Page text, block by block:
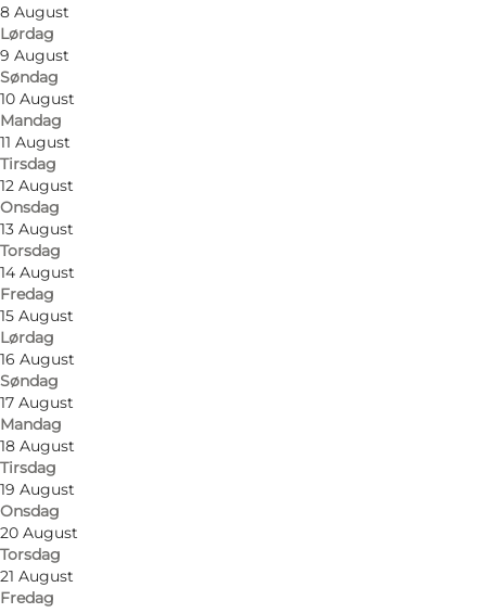
8 August
Lørdag
9 August
Søndag
10 August
Mandag
11 August
Tirsdag
12 August
Onsdag
13 August
Torsdag
14 August
Fredag
15 August
Lørdag
16 August
Søndag
17 August
Mandag
18 August
Tirsdag
19 August
Onsdag
20 August
Torsdag
21 August
Fredag
Foto: DCU Gjerrild Strand